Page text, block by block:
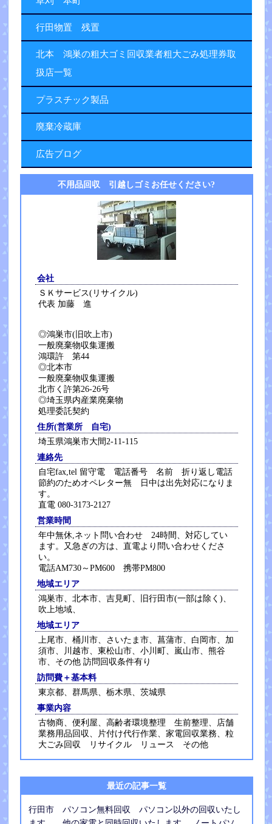
行田物置 残置
北本 鴻巣の粗大ゴミ回収業者粗大ごみ処理券取
扱店一覧
プラスチック製品
廃棄冷蔵庫
広告ブログ
不用品回収 引越しゴミお任せください?
会社
ＳＫサービス(リサイクル)
代表 加藤 進
◎鴻巣市(旧吹上市)
一般廃棄物収集運搬
鴻環許 第44
◎北本市
一般廃棄物収集運搬
北市く許第26-26号
◎埼玉県内産業廃棄物
処理委託契約
住所(営業所 自宅)
埼玉県鴻巣市大間2-11-115
連絡先
自宅fax,tel 留守電 電話番号 名前 折り返し電話
節約のためオペレター無 日中は出先対応になりま
す。
直電 080-3173-2127
営業時間
年中無休,ネット問い合わせ 24時間、対応してい
ます。又急ぎの方は、直電より問い合わせくださ
い。
電話AM730～PM600 携帯PM800
地域エリア
鴻巣市、北本市、吉見町、旧行田市(一部は除く)、
吹上地域、
地域エリア
上尾市、桶川市、さいたま市、菖蒲市、白岡市、加
須市、川越市、東松山市、小川町、嵐山市、熊谷
市、その他 訪問回収条件有り
訪問費＋基本料
東京都、群馬県、栃木県、茨城県
事業内容
古物商、便利屋、高齢者環境整理 生前整理、店舗
業務用品回収、片付け代行作業、家電回収業務、粒
大ごみ回収 リサイクル リュース その他
最近の記事一覧
行田市 パソコン無料回収 パソコン以外の回収いたし